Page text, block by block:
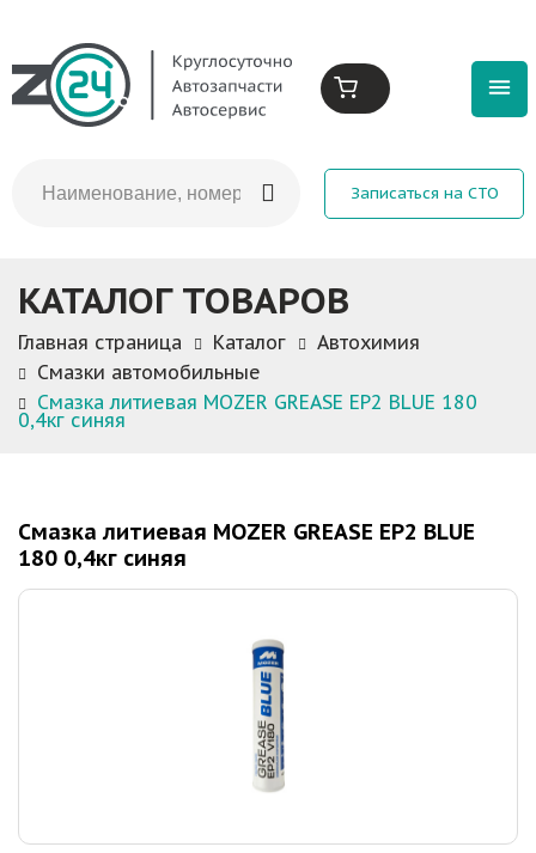
Записаться на СТО
КАТАЛОГ ТОВАРОВ
Главная страница Каталог
Автохимия
Смазки автомобильные
Смазка литиевая MOZER GREASE EP2 BLUE 180
0,4кг синяя
Смазка литиевая MOZER GREASE EP2 BLUE
180 0,4кг синяя